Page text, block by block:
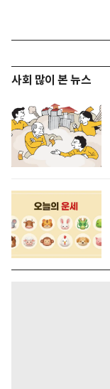
사회 많이 본 뉴스